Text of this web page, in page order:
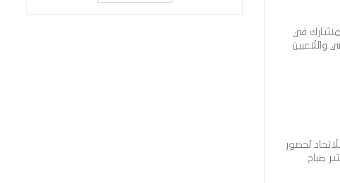
في
الفني واللاعبين
لحضور
صباح